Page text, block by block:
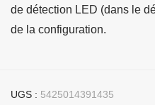
de détection LED (dans le
de la configuration.
UGS : 5425014391435